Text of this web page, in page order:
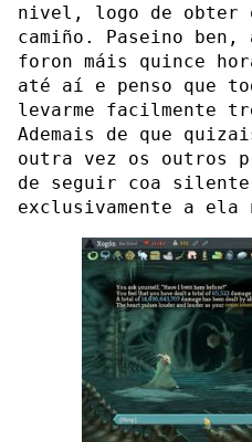
nivel, logo de obter
camiño. Paseino
foron máis quince
até aí e penso que
levarme facilmente
Ademais de que
outra vez os outros
de seguir coa
exclusivamente a ela